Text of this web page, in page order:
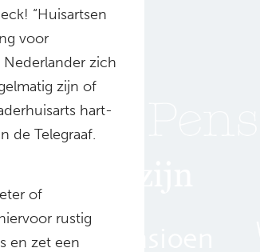
“Huisartsen
voor
zich
zijn of
hart-
de Telegraaf.
of
rustig
en zet een